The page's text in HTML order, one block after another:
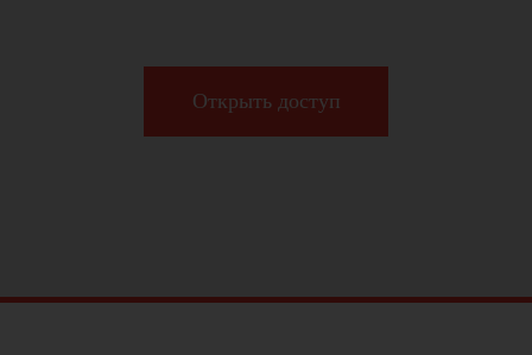
Открыть доступ